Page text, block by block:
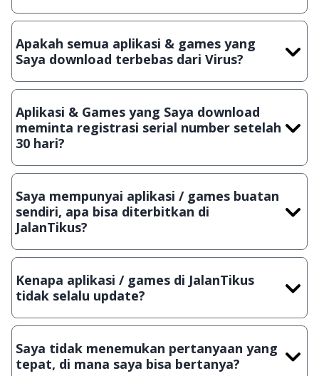
Ya, JalanTikus hanya membagikan aplikasi & games yang
crack, patch atau semacamnya.
Apakah semua aplikasi & games yang
Saya download terbebas dari Virus?
Ya, JalanTikus selalu melakukan scanning dengan 3 jenis
suatu aplikasi atau games, sehingga bisa dijamin 100%
terbebas dari virus.
Aplikasi & Games yang Saya download
meminta registrasi serial number setelah
30 hari?
Meskipun dibagikan secara gratis, namun ada beberapa
hanya bisa digunakan dalam jangka waktu tertentu dan jika
ingin lanjut menggunakannya kamu harus membeli lisensi
aslinya.
Saya mempunyai aplikasi / games buatan
sendiri, apa bisa diterbitkan di
JalanTikus?
Tentu saja bisa. Silahkan kirim email keinfo@jalantikus.com
Lampiran File instalasi / (APK) jika Android
Kenapa aplikasi / games di JalanTikus
tidak selalu update?
Demi menjaga kualitas aplikasi dan games yang ada di
download secara manual, sehingga kuota sebesar ribuan
aplikasi & games tidak dapat tercapai dalam waktu yang
Saya tidak menemukan pertanyaan yang
tepat, di mana saya bisa bertanya?